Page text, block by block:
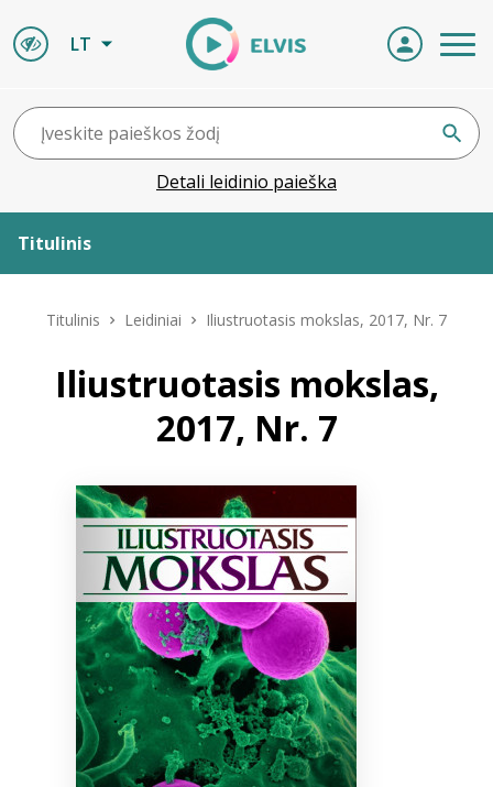
LT
Detali leidinio paieška
Titulinis
Leidiniai
Naujienos
Bibliotekoms
+370 667 80 541
info@elvislab.lt
Titulinis Leidiniai Iliustruotasis mokslas, 2017, Nr. 7
Iliustruotasis mokslas,
2017, Nr. 7